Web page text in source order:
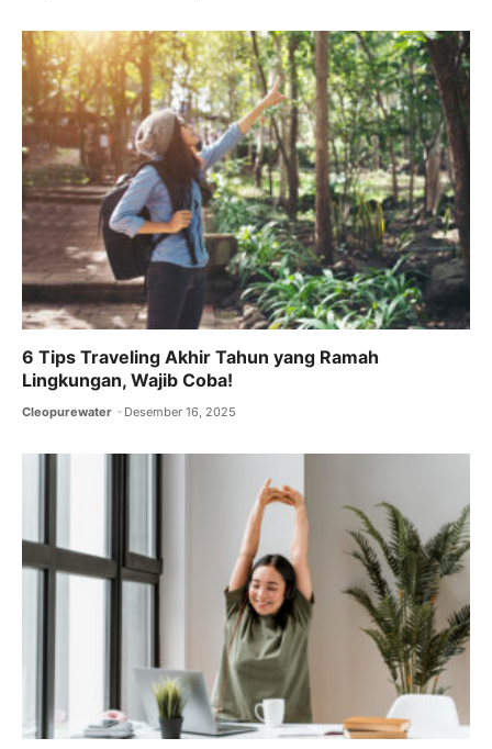
6 Tips Traveling Akhir Tahun yang Ramah
Lingkungan, Wajib Coba!
Cleopurewater Desember 16, 2025